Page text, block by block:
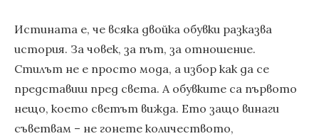
Истината е, че всяка двойка обувки разказва
история. За човек, за път, за отношение.
Стилът не е просто мода, а избор как да се
представиш пред света. А обувките са първото
нещо, което светът вижда. Ето защо винаги
съветвам – не гонете количеството,